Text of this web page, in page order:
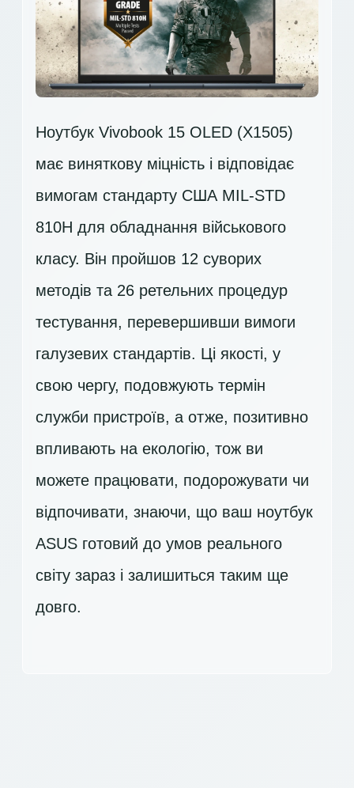
Ноутбук Vivobook 15 OLED (X1505)
має виняткову міцність і відповідає
вимогам стандарту США MIL-STD
810H для обладнання військового
класу. Він пройшов 12 суворих
методів та 26 ретельних процедур
тестування, перевершивши вимоги
галузевих стандартів. Ці якості, у
свою чергу, подовжують термін
служби пристроїв, а отже, позитивно
впливають на екологію, тож ви
можете працювати, подорожувати чи
відпочивати, знаючи, що ваш ноутбук
ASUS готовий до умов реального
світу зараз і залишиться таким ще
довго.